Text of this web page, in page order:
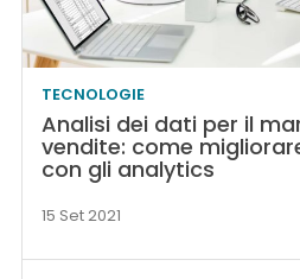
TECNOLOGIE
Analisi dei dati per il
vendite: come
con gli analytics
15 Set 2021